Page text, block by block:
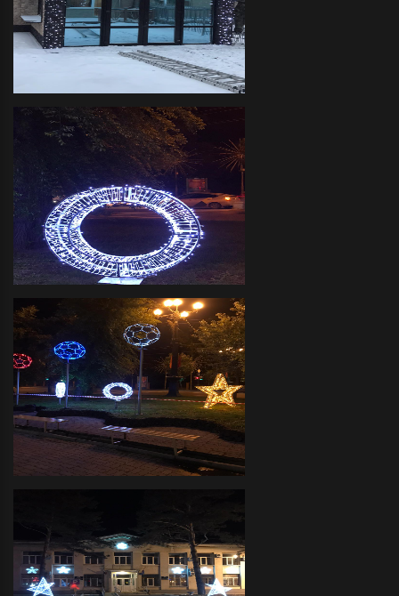
Декоративное оформление
прилегающих территорий
объемными фигурами
Декоративное оформление
прилегающих территорий
объемными фигурами и
светодиодной иллюминацией